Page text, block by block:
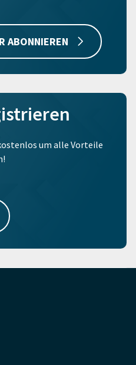
ABONNIEREN
um alle Vorteile